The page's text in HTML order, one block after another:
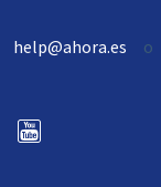
help@ahora.es
o